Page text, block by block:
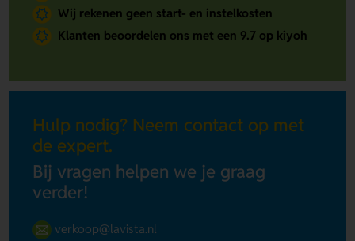
Wij rekenen geen start- en instelkosten
Klanten beoordelen ons met een 9.7 op kiyoh
Hulp nodig? Neem contact op met
de expert.
Bij vragen helpen we je graag
verder!
verkoop@lavista.nl